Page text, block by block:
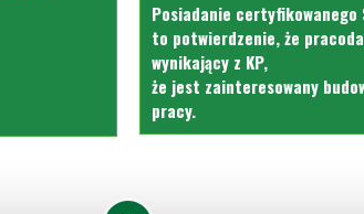
Posiadanie certyfikowanego
to potwierdzenie, że
wynikający z KP,
że jest zainteresowany
pracy.